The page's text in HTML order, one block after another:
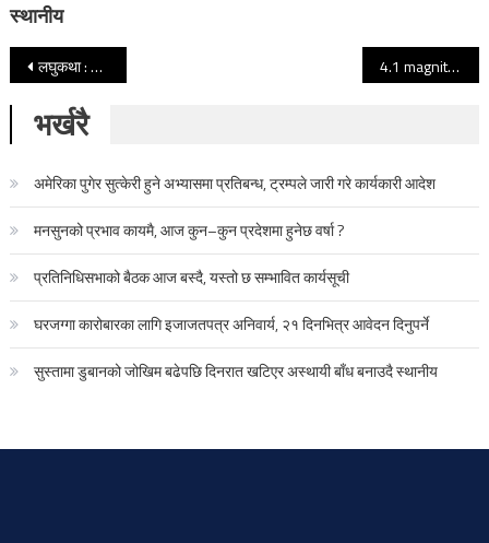
स्थानीय
Post navigation
लघुकथा : योग्यता 4.1 magnitude aftershock of Gorkha earthquake jolts Kathmandu
भर्खरै
अमेरिका पुगेर सुत्केरी हुने अभ्यासमा प्रतिबन्ध, ट्रम्पले जारी गरे कार्यकारी आदेश
मनसुनको प्रभाव कायमै, आज कुन–कुन प्रदेशमा हुनेछ वर्षा ?
प्रतिनिधिसभाको बैठक आज बस्दै, यस्तो छ सम्भावित कार्यसूची
घरजग्गा कारोबारका लागि इजाजतपत्र अनिवार्य, २१ दिनभित्र आवेदन दिनुपर्ने
सुस्तामा डुबानको जोखिम बढेपछि दिनरात खटिएर अस्थायी बाँध बनाउदै स्थानीय